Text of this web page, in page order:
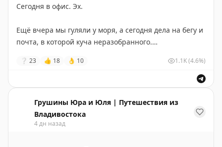
Ну а где вы ещё пообедаете в салоне Boeing?
🔖 Полезная информация
📍Точка на карте Amap: 737 Resto – 奥体中心体育场
#Бэйдайхэ #Китай
До столицы можно добраться самостоятельно или
исторический Пекин или развлекательный.
Сегодня в офис. Эх.
Ещё вчера мы гуляли у моря, а сегодня дела на бегу и
почта, в которой куча неразобранного.
ни возвращайся.
Придумали себе правило: первый день после отпуска
– только разбор завалов, никаких новых задач.
Немного помогает не сойти с ума.
❔ 23 👍 18 👌 10 1.1K(4.6%)
Грушины Юра и Юля | Путешествия из
Владивостока
4 дн назад